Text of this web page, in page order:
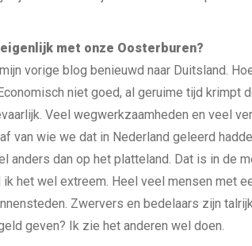
met onze Oosterburen?
vorige blog benieuwd naar Duitsland.
niet goed, al geruime tijd krimpt
Veel wegwerkzaamheden en veel
van wie we dat in Nederland geleerd
anders dan op het platteland. Dat is in de
ik het wel extreem. Heel veel mensen met
Zwervers en bedelaars zijn
geven? Ik zie het anderen wel doen.